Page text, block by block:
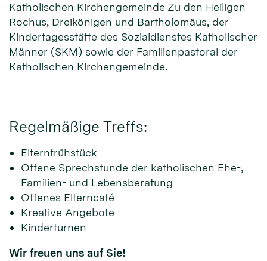
Katholischen Kirchengemeinde Zu den Heiligen
Rochus, Dreikönigen und Bartholomäus, der
Kindertagesstätte des Sozialdienstes Katholischer
Männer (SKM) sowie der Familienpastoral der
Katholischen Kirchengemeinde.
Regelmäßige Treffs:
Elternfrühstück
Offene Sprechstunde der katholischen Ehe-,
Familien- und Lebensberatung
Offenes Elterncafé
Kreative Angebote
Kinderturnen
Wir freuen uns auf Sie!